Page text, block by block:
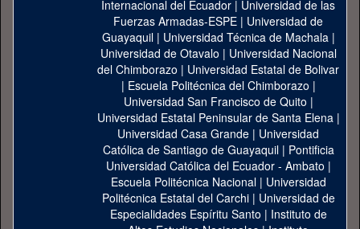
Internacional del Ecuador | Universidad de las
Fuerzas Armadas-ESPE | Universidad de
Guayaquil| Universidad Técnica de Machala|
Universidad de Otavalo | Universidad Nacional
del Chimborazo | Universidad Estatal de Bolivar
| Escuela Politécnica del Chimborazo |
Universidad San Francisco de Quito |
Universidad Estatal Peninsular de Santa Elena|
Universidad Casa Grande | Universidad
Católica de Santiago de Guayaquil| Pontificia
Universidad Católica del Ecuador - Ambato |
Escuela Politécnica Nacional| Universidad
Politécnica Estatal del Carchi| Universidad de
Especialidades Espíritu Santo | Instituto de